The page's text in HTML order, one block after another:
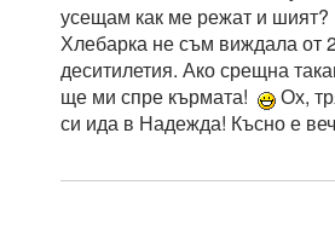
усещам как ме режат и шият?
Хлебарка не съм виждала от
деситилетия. Ако срещна
ще ми спре кърмата!
Ох,
си ида в Надежда! Късно е